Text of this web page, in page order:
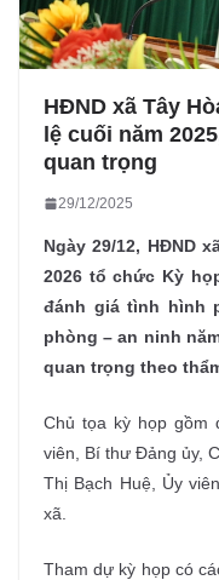
HĐND xã Tây
lệ cuối năm
quan trọng
29/12/2025
Ngày 29/12, HĐND
2026 tổ chức Kỳ
đánh giá tình hình
phòng – an ninh
quan trọng theo
Chủ tọa kỳ họp gồm
viên, Bí thư Đảng ủy,
Thị Bạch Huệ, Ủy
xã.
Tham dự kỳ họp có